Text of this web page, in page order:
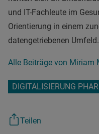
und IT-Fachleute im
Orientierung in einem
datengetriebenen Umfeld.
Alle Beiträge von Miriam
DIGITALISIERUNG
Teilen